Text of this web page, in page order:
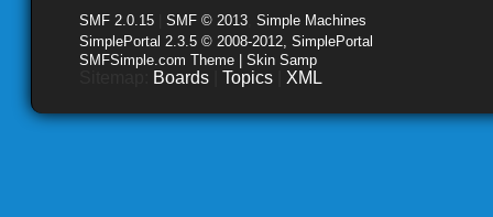
SMF 2.0.15 SMF © 2013 Simple Machines
SimplePortal 2.3.5 © 2008-2012, SimplePortal
SMFSimple.com Theme | Skin Samp
Boards Topics XML